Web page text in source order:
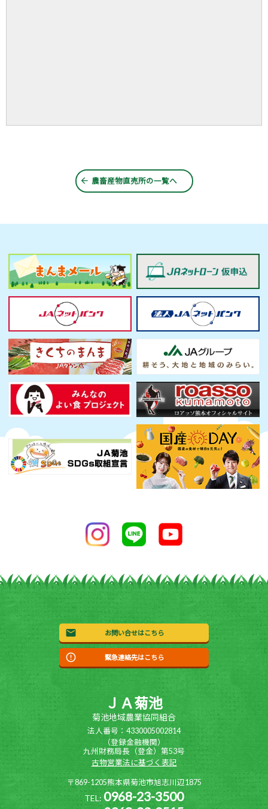
農畜産物直売所の一覧へ
お問い合せはこちら
緊急連絡先はこちら
ＪＡ菊池
菊池地域農業協同組合
法人番号：4330005002814
（登録金融機関）
九州財務局長（登金）第53号
古物営業法に基づく表記
〒869-1205熊本県菊池市旭志川辺1875
TEL: 0968-23-3500